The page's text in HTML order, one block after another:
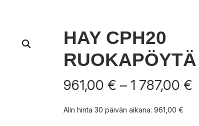
HAY CPH20
RUOKAPÖYTÄ
961,00 € – 1 787,00 €
Alin hinta 30 päivän aikana: 961,00 €